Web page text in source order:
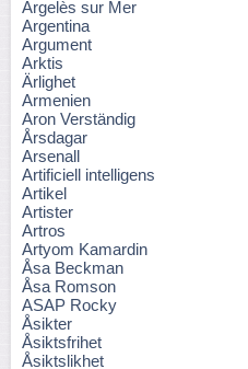
Argelès sur Mer
Argentina
Argument
Arktis
Ärlighet
Armenien
Aron Verständig
Årsdagar
Arsenall
Artificiell intelligens
Artikel
Artister
Artros
Artyom Kamardin
Åsa Beckman
Åsa Romson
ASAP Rocky
Åsikter
Åsiktsfrihet
Åsiktslikhet